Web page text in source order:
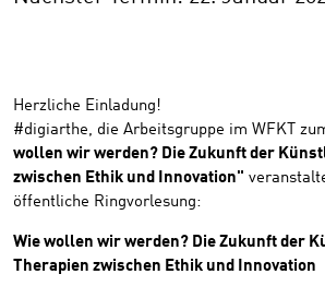
Herzliche Einladung!
#digiarthe, die Arbeitsgruppe im WFKT
wollen wir werden? Die Zukunft der
zwischen Ethik und Innovation"
öffentliche Ringvorlesung:
Wie wollen wir werden? Die Zukunft der
Therapien zwischen Ethik und Innovation